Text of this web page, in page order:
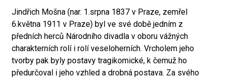
Jindřich Mošna (nar. 1.srpna 1837 v Praze, zemřel
6.května 1911 v Praze) byl ve své době jedním z
předních herců Národního divadla v oboru vážných
charakterních rolí i rolí veseloherních. Vrcholem jeho
tvorby pak byly postavy tragikomické, k čemuž ho
předurčoval i jeho vzhled a drobná postava. Za svého